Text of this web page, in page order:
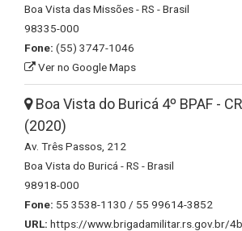
Boa Vista das Missões - RS - Brasil
98335-000
Fone: (55) 3747-1046
Ver no Google Maps
Boa Vista do Buricá 4º BPAF -
(2020)
Av. Três Passos, 212
Boa Vista do Buricá - RS - Brasil
98918-000
Fone: 55 3538-1130 / 55 99614-3852
URL: https://www.brigadamilitar.rs.gov.br/